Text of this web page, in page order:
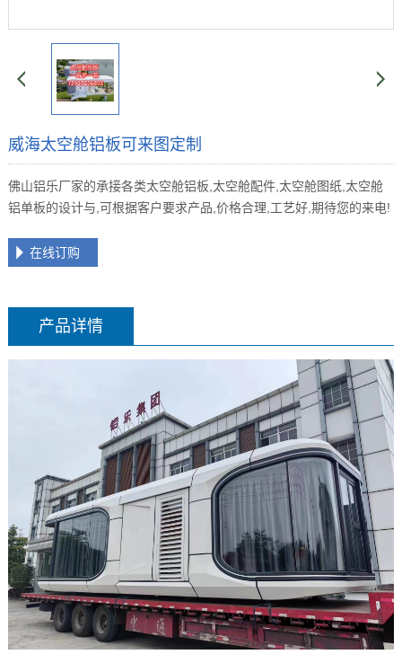
威海太空舱铝板可来图定制
佛山铝乐厂家的承接各类太空舱铝板,太空舱配件,太空舱图纸,太空舱
铝单板的设计与,可根据客户要求产品,价格合理,工艺好,期待您的来电!
在线订购
产品详情